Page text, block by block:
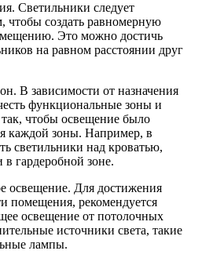
Светильники следует
чтобы создать равномерную
Это можно достичь
на равном расстоянии друг
В зависимости от назначения
функциональные зоны и
чтобы освещение было
каждой зоны. Например, в
светильники над кроватью,
гардеробной зоне.
освещение. Для достижения
помещения, рекомендуется
освещение от потолочных
источники света, такие
лампы.